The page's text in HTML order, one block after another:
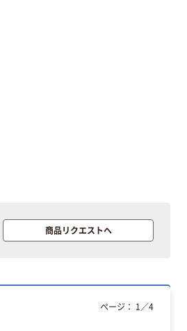
商品リクエストへ
ページ： 1 ／4
本気プライス
アスクル クリア
￥126~